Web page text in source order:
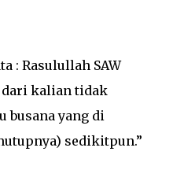
: Rasulullah SAW
dari kalian tidak
busana yang di
sedikitpun.”